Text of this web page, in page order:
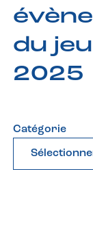
du
2025
Catégorie